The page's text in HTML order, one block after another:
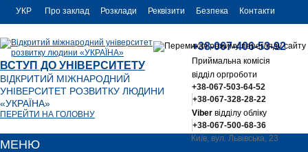
УКР
ENG
Про заклад Розклади Реквізити Безпека Контакти
ВСТУП ДО УНІВЕРСИТЕТУ
ВІДКРИТИЙ МІЖНАРОДНИЙ
УНІВЕРСИТЕТ РОЗВИТКУ ЛЮДИНИ
«УКРАЇНА»
ПЕРЕЙТИ НА ГОЛОВНУ
+38-067-406-53-92
Приймальна комісія
відділ оргроботи
+38-067-503-64-52
+38-067-328-28-22
Viberвідділу обліку
+38-067-500-68-36
Київ, вул. Львівська, 23
МЕНЮ